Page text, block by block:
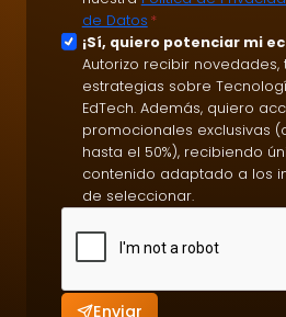
c
de Datos *
S
p
ó
¡Sí, quiero potenciar mi
Autorizo recibir novedades,
estrategias sobre
EdTech. Además, quiero
promocionales exclusivas
hasta el 50%), recibiendo
contenido adaptado a los
de seleccionar.
Enviar